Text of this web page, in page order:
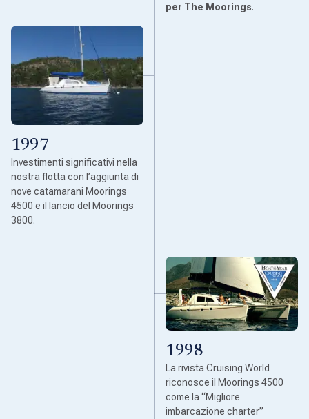
per The Moorings.
1997
Investimenti significativi nella
nostra flotta con l’aggiunta di
nove catamarani Moorings
4500 e il lancio del Moorings
3800.
1998
La rivista Cruising World
riconosce il Moorings 4500
come la “Migliore
imbarcazione charter”